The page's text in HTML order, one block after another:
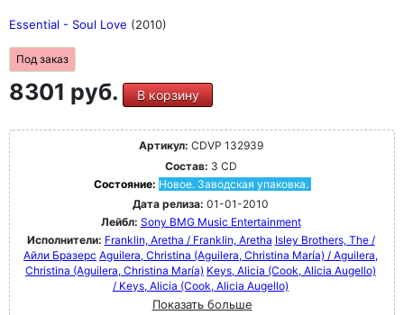
Essential - Soul Love (2010)
Под заказ
8301 руб. В корзину
Артикул: CDVP 132939
Состав: 3 CD
Состояние: Новое. Заводская упаковка.
Дата релиза: 01-01-2010
Лейбл: Sony BMG Music Entertainment
Исполнители: Franklin, Aretha / Franklin, Aretha Isley Brothers, The /
Айли Бразерс Aguilera, Christina (Aguilera, Christina María) / Aguilera,
Christina (Aguilera, Christina María) Keys, Alicia (Cook, Alicia Augello)
/ Keys, Alicia (Cook, Alicia Augello)
Показать больше